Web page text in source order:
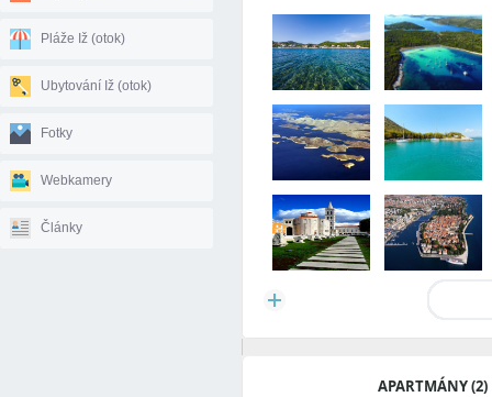
Pláže Iž (otok)
Ubytování Iž (otok)
Fotky
Webkamery
Články
APARTMÁNY (2)